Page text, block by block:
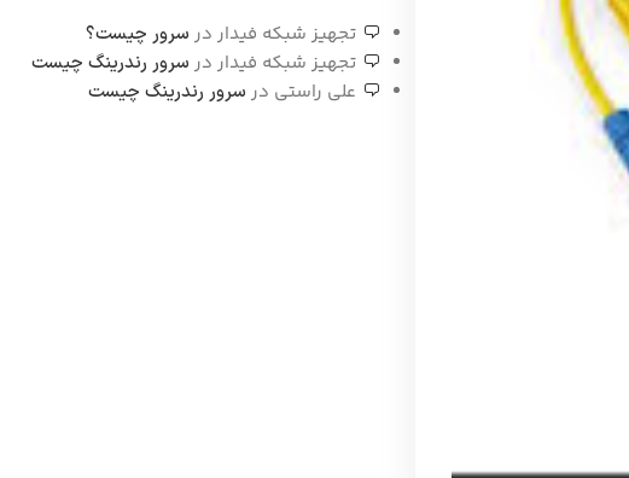
تجهیز شبکه فیدار در سرور چیست؟
تجهیز شبکه فیدار در سرور رندرینگ چیست
علی راستی در سرور رندرینگ چیست